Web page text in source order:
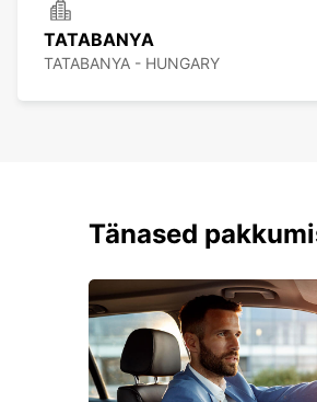
TATABANYA
TATABANYA - HUNGARY
Tänased